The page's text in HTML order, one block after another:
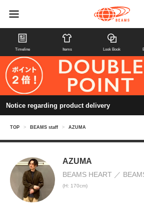
Timeline Items Look Book
Notice regarding product delivery
TOP > BEAMS staff > AZUMA
AZUMA
BEAMS HEART
(H: 170cm)